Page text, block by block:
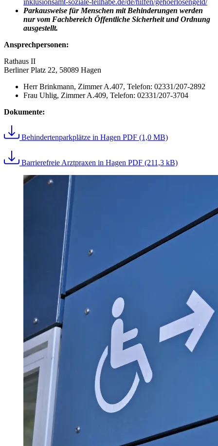
Parkausweise für Menschen mit Behinderungen werden
nur vom Fachbereich Öffentliche Sicherheit und Ordnung
ausgestellt.
Ansprechpersonen:
Rathaus II
Berliner Platz 22, 58089 Hagen
Herr Brinkmann, Zimmer A.407, Telefon: 02331/207-2892
Frau Uhlig, Zimmer A.409, Telefon: 02331/207-3704
Dokumente:
Behindertenparkplätze in Hagen PDF (1,0 MB)
Barrierefreie Arztpraxen in Hagen PDF (211,3 kB)